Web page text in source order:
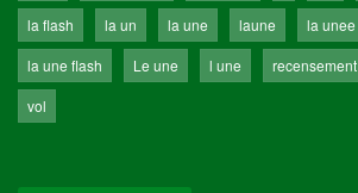
la flash
la un la une laune la unee
la une flash
Le une l une recensement
vol